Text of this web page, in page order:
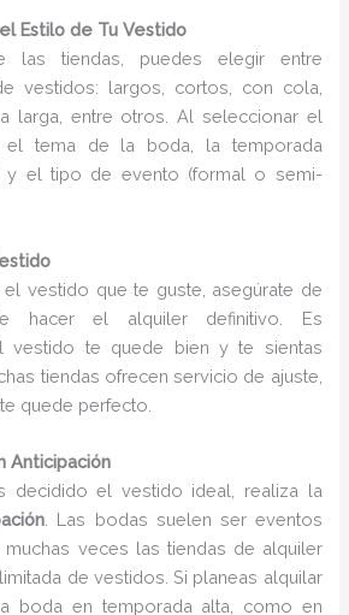
Estilo de Tu Vestido
las tiendas, puedes elegir entre
vestidos: largos, cortos, con cola,
larga, entre otros. Al seleccionar el
el tema de la boda, la temporada
y el tipo de evento (formal o semi-
el vestido que te guste, asegúrate de
hacer el alquiler definitivo. Es
vestido te quede bien y te sientas
tiendas ofrecen servicio de ajuste,
quede perfecto.
Anticipación
decidido el vestido ideal, realiza la
. Las bodas suelen ser eventos
veces las tiendas de alquiler
de vestidos. Si planeas alquilar
boda en temporada alta, como en